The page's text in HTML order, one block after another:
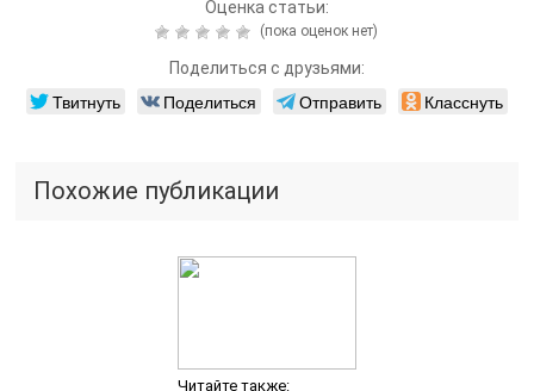
Оценка статьи:
(пока оценок нет)
Поделиться с друзьями:
Твитнуть Поделиться Отправить Класснуть
Похожие публикации
Читайте также: